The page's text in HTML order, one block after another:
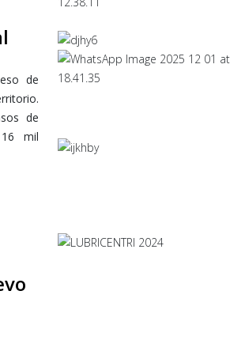
de
de
mil